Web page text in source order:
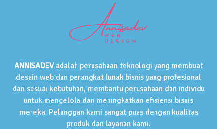
ANNISADEVadalah perusahaan teknologi yang membuat
desain web dan perangkat lunak bisnis yang profesional
dan sesuai kebutuhan, membantu perusahaan dan individu
untuk mengelola dan meningkatkan efisiensi bisnis
mereka. Pelanggan kami sangat puas dengan kualitas
produk dan layanan kami.